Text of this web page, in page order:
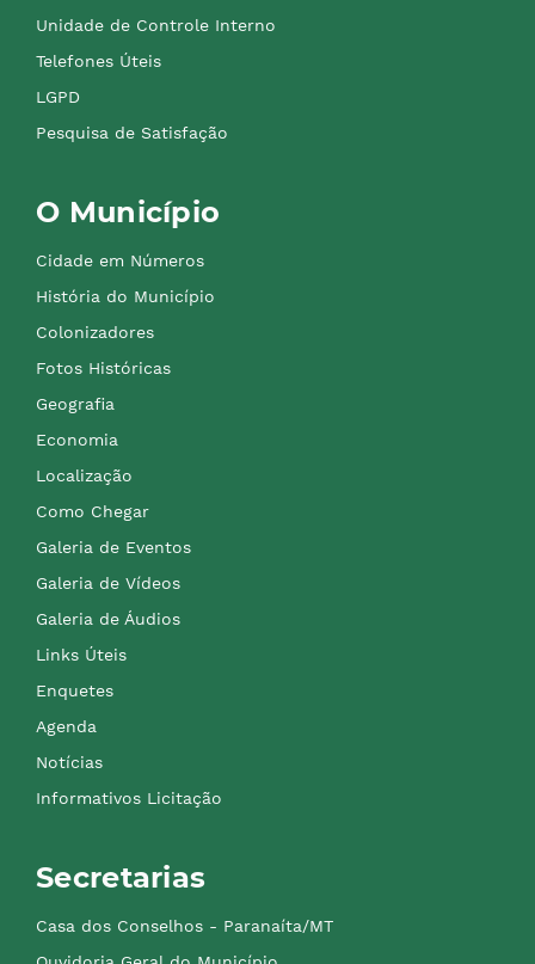
Unidade de Controle Interno
Telefones Úteis
LGPD
Pesquisa de Satisfação
O Município
Cidade em Números
História do Município
Colonizadores
Fotos Históricas
Geografia
Economia
Localização
Como Chegar
Galeria de Eventos
Galeria de Vídeos
Galeria de Áudios
Links Úteis
Enquetes
Agenda
Notícias
Informativos Licitação
Secretarias
Casa dos Conselhos - Paranaíta/MT